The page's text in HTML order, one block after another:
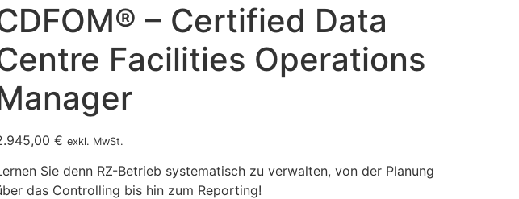
– Certified Data
Facilities Operations
€ exkl. MwSt.
Sie denn RZ-Betrieb systematisch zu verwalten, von der Planung
das Controlling bis hin zum Reporting!